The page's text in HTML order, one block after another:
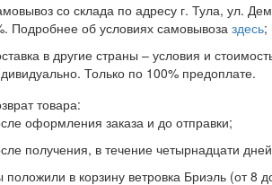
со склада по адресу г. Тула, ул.
Подробнее об условиях самовывоза здесь;
в другие страны – условия и
Только по 100% предоплате.
товара:
оформления заказа и до отправки;
получения, в течение четырнадцати
положили в корзину ветровка Бриэль (от 8